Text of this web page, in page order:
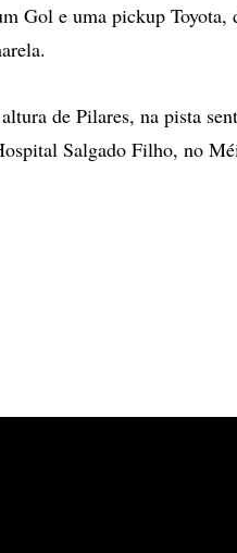
Gol e uma pickup Toyota,
de Pilares, na pista
Salgado Filho, no